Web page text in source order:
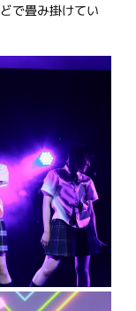
で畳み掛けてい